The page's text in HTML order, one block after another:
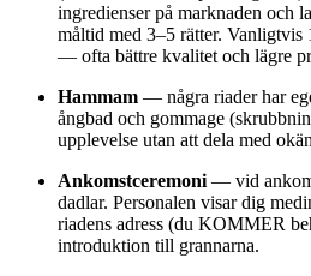
ingredienser på marknaden och
måltid med 3–5 rätter.
— ofta bättre kvalitet och lägre
Hammam — några riader har
ångbad och gommage
upplevelse utan att dela med
Ankomstceremoni — vid
dadlar. Personalen visar dig
riadens adress (du KOMMER
introduktion till grannarna.